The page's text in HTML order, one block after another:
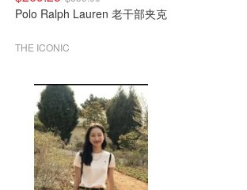
Polo Ralph Lauren 老干部夹克
THE ICONIC